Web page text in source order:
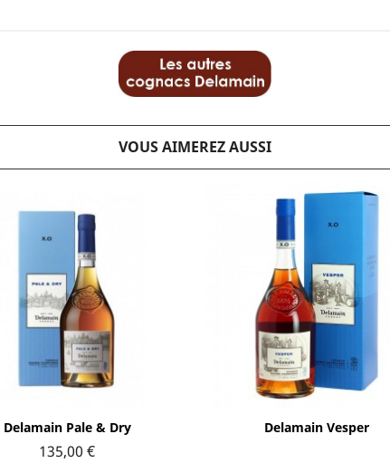
VOUS AIMEREZ AUSSI
Delamain Pale & Dry
135,00 €
Aperçu rapide Delamain Vesper
Aperçu rapide